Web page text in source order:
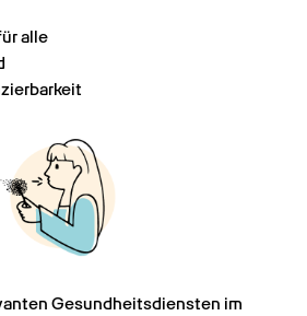
alle
Gesundheitsdiensten im